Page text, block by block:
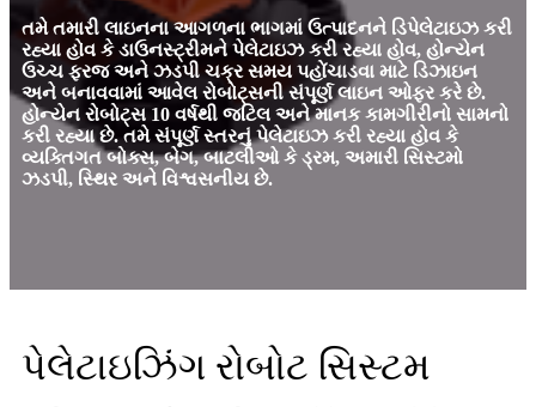
તમે તમારી લાઇનના આગળના ભાગમાં ઉત્પાદનને ડિપેલેટાઇઝ કરી
રહ્યા હોવ કે ડાઉનસ્ટ્રીમને પેલેટાઇઝ કરી રહ્યા હોવ, હોન્યેન
ઉચ્ચ ફરજ અને ઝડપી ચક્ર સમય પહોંચાડવા માટે ડિઝાઇન
અને બનાવવામાં આવેલ રોબોટ્સની સંપૂર્ણ લાઇન ઓફર કરે છે.
હોન્યેન રોબોટ્સ 10 વર્ષથી જટિલ અને માનક કામગીરીનો સામનો
કરી રહ્યા છે. તમે સંપૂર્ણ સ્તરનું પેલેટાઇઝ કરી રહ્યા હોવ કે
વ્યક્તિગત બોક્સ, બેગ, બાટલીઓ કે ડ્રમ, અમારી સિસ્ટમો
ઝડપી, સ્થિર અને વિશ્વસનીય છે.
પેલેટાઇઝિંગ રોબોટ સિસ્ટમ